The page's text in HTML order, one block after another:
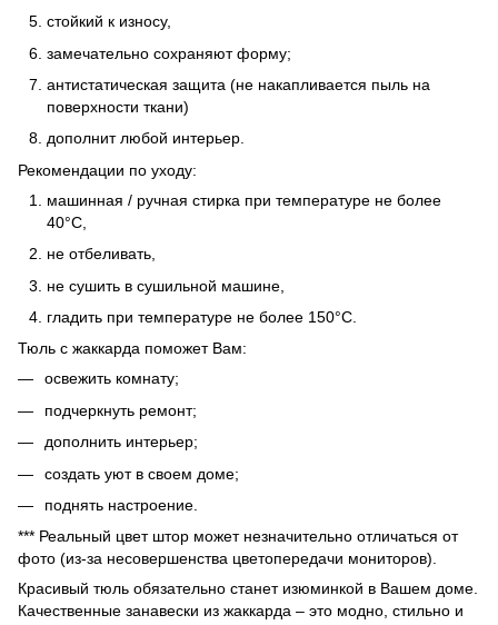
стойкий к износу,
замечательно сохраняют форму;
антистатическая защита (не накапливается пыль на
поверхности ткани)
дополнит любой интерьер.
Рекомендации по уходу:
машинная / ручная стирка при температуре не более
40°C,
не отбеливать,
не сушить в сушильной машине,
гладить при температуре не более 150°C.
Тюль с жаккарда поможет Вам:
освежить комнату;
подчеркнуть ремонт;
дополнить интерьер;
создать уют в своем доме;
поднять настроение.
*** Реальный цвет штор может незначительно отличаться от
фото (из-за несовершенства цветопередачи мониторов).
Красивый тюль обязательно станет изюминкой в Вашем доме.
Качественные занавески из жаккарда – это модно, стильно и